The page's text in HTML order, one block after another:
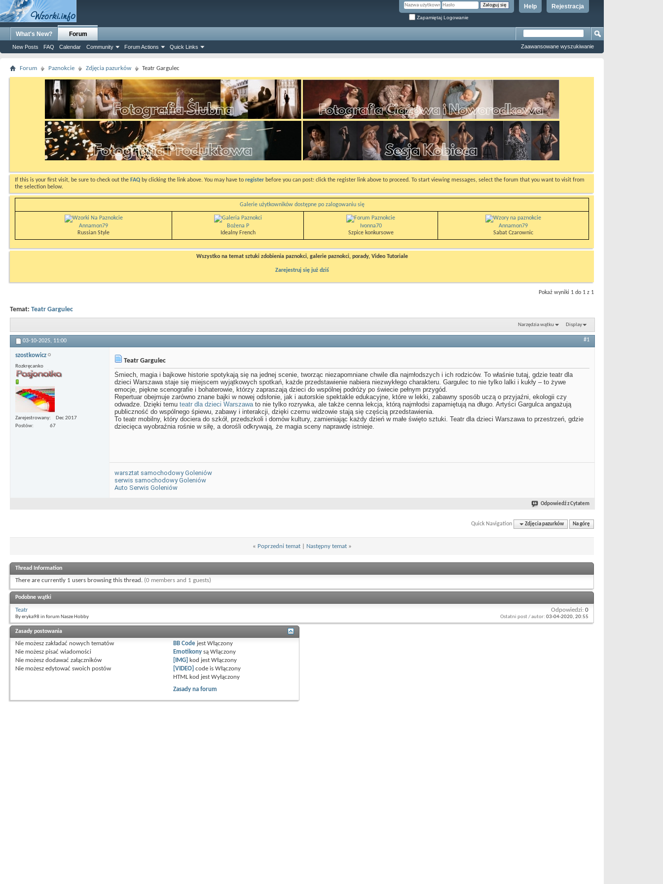
Rejestracja
Help
Zapamiętaj Logowanie
What's New? Forum
New Posts FAQ Calendar Community Forum Actions Quick Links Zaawansowane wyszukiwanie
Forum Paznokcie Zdjęcia pazurków Teatr Gargulec
If this is your first visit, be sure to check out the FAQ by clicking the link above. You may have to register before you can post: click the register link above to proceed. To start viewing messages, select the forum that you want to visit from
the selection below.
Galerie użytkowników dostępne po zalogowaniu się
Annamon79
Russian Style
Bożena P
Idealny French
Ivonna70
Szpice konkursowe
Annamon79
Sabat Czarownic
Wszystko na temat sztuki zdobienia paznokci, galerie paznokci, porady, Video Tutoriale
Zarejestruj się już dziś
Pokaż wyniki 1 do 1 z 1
Temat: Teatr Gargulec
Narzędzia wątku Display
03-10-2025, 11:00 #1
szostkowicz
Rozkręcanko
Zarejestrowany
Dec 2017
Postów
67
Teatr Gargulec
Śmiech, magia i bajkowe historie spotykają się na jednej scenie, tworząc niezapomniane chwile dla najmłodszych i ich rodziców. To właśnie tutaj, gdzie teatr dla
dzieci Warszawa staje się miejscem wyjątkowych spotkań, każde przedstawienie nabiera niezwykłego charakteru. Gargulec to nie tylko lalki i kukły – to żywe
emocje, piękne scenografie i bohaterowie, którzy zapraszają dzieci do wspólnej podróży po świecie pełnym przygód.
Repertuar obejmuje zarówno znane bajki w nowej odsłonie, jak i autorskie spektakle edukacyjne, które w lekki, zabawny sposób uczą o przyjaźni, ekologii czy
odwadze. Dzięki temu teatr dla dzieci Warszawato nie tylko rozrywka, ale także cenna lekcja, którą najmłodsi zapamiętują na długo. Artyści Gargulca angażują
publiczność do wspólnego śpiewu, zabawy i interakcji, dzięki czemu widzowie stają się częścią przedstawienia.
To teatr mobilny, który dociera do szkół, przedszkoli i domów kultury, zamieniając każdy dzień w małe święto sztuki. Teatr dla dzieci Warszawa to przestrzeń, gdzie
dziecięca wyobraźnia rośnie w siłę, a dorośli odkrywają, że magia sceny naprawdę istnieje.
warsztat samochodowy Goleniów
serwis samochodowy Goleniów
Auto Serwis Goleniów
Odpowiedź z Cytatem
Quick Navigation Zdjęcia pazurków Na górę
« Poprzedni temat| Następny temat »
Thread Information
There are currently 1 users browsing this thread. (0 members and 1 guests)
Podobne wątki
Teatr
By eryka98 in forum Nasze Hobby
Odpowiedzi: 0
Ostatni post / autor: 03-04-2020, 20:55
Zasady postowania
Nie możesz zakładać nowych tematów
Nie możesz pisać wiadomości
Nie możesz dodawać załączników
Nie możesz edytować swoich postów
BB Code jestWłączony
Emotikony sąWłączony
[IMG]
kod jestWłączony
[VIDEO] code isWłączony
HTML kod jestWyłączony
Zasady na forum